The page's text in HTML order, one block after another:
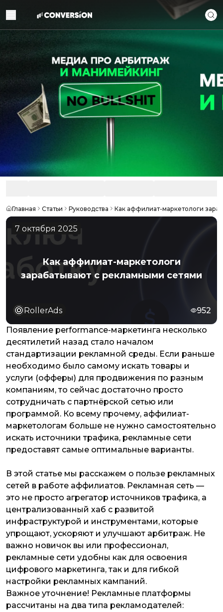
Главная Статьи Руководства Как аффилиат-маркетологи
7 октября 2025
Как аффилиат-маркетологи
зарабатывают с рекламными сетями
RollerAds 952
Появление performance-маркетинга несколько
десятилетий назад стало началом
стандартизации рекламной среды. Если раньше
необходимо было самому искать товары и
услуги (офферы) для продвижения по разным
компаниям, то сейчас достаточно просто
сотрудничать с партнёрской сетью или
программой. Ко всему прочему, аффилиат-
маркетологам больше не нужно самостоятельно
искать источники трафика, рекламные сети
предоставят самые оптимальные варианты.
В этой статье мы расскажем о пользе рекламных
сетей в работе аффилиатов. Рекламная сеть —
это не просто агрегатор источников трафика, а
централизованный хаб с развитой
инфраструктурой и инструментами, которые
упрощают, ускоряют и улучшают арбитраж. Не
важно новичок вы или профессионал,
рекламные сети удобны как для освоения
цифрового маркетинга, так и для гибкой
настройки рекламных кампаний.
Важное уточнение! Рекламные платформы
рассчитаны на два типа рекламодателей: